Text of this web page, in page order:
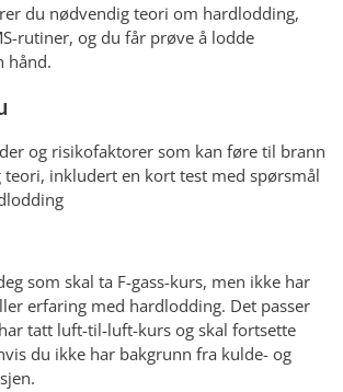
du nødvendig teori om hardlodding,
rutiner, og du får prøve å lodde
hånd.
og risikofaktorer som kan føre til brann
teori, inkludert en kort test med spørsmål
som skal ta F-gass-kurs, men ikke har
erfaring med hardlodding. Det passer
tatt luft-til-luft-kurs og skal fortsette
du ikke har bakgrunn fra kulde- og